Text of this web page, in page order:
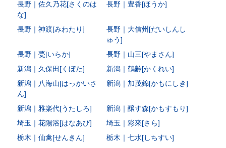
長野｜佐久乃花[さくのは
な]
長野｜豊香[ほうか]
長野｜神渡[みわたり]
長野｜大信州[だいしんし
ゅう]
長野｜甍[いらか]
長野｜山三[やまさん]
新潟｜久保田[くぼた]
新潟｜鶴齢[かくれい]
新潟｜八海山[はっかいさ
ん]
新潟｜加茂錦[かもにしき]
新潟｜雅楽代[うたしろ]
新潟｜醸す森[かもすもり]
埼玉｜花陽浴[はなあび]
埼玉｜彩來[さら]
栃木｜仙禽[せんきん]
栃木｜七水[しちすい]